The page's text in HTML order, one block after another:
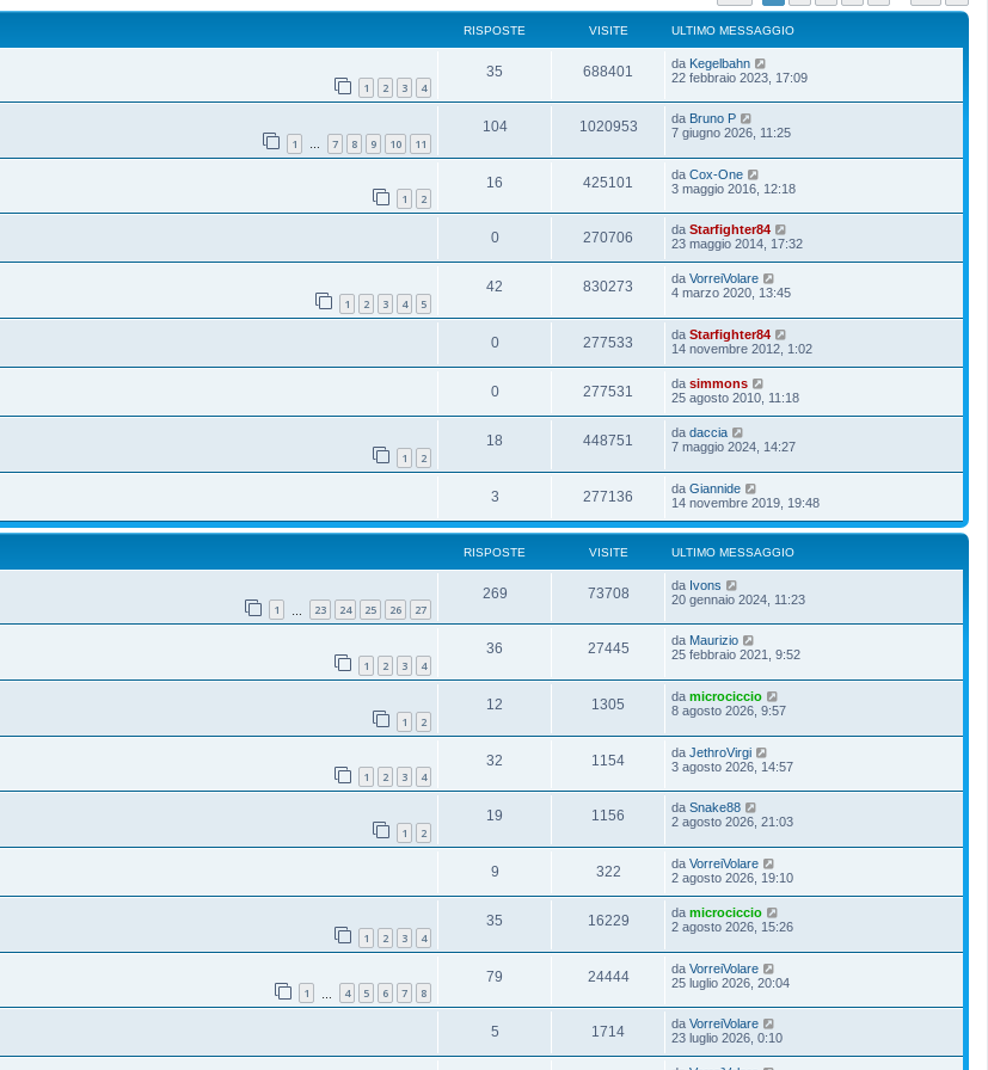
RISPOSTE VISITE ULTIMO MESSAGGIO
1 2 3 4
35 688401 da Kegelbahn
22 febbraio 2023, 17:09
1 … 7 8 9 10 11
104 1020953 da Bruno P
7 giugno 2026, 11:25
1 2
16 425101 da Cox-One
3 maggio 2016, 12:18
0 270706 da Starfighter84
23 maggio 2014, 17:32
1 2 3 4 5
42 830273 da VorreiVolare
4 marzo 2020, 13:45
0 277533 da Starfighter84
14 novembre 2012, 1:02
0 277531 da simmons
25 agosto 2010, 11:18
1 2
18 448751 da daccia
7 maggio 2024, 14:27
3 277136 da Giannide
14 novembre 2019, 19:48
RISPOSTE VISITE ULTIMO MESSAGGIO
1 23 24 25 26 27
269 73708 da Ivons
20 gennaio 2024, 11:23
1 2 3 4
36 27445 da Maurizio
25 febbraio 2021, 9:52
1 2
12 1305 da microciccio
8 agosto 2026, 9:57
1 2 3 4
32 1154 da JethroVirgi
3 agosto 2026, 14:57
1 2
19 1156 da Snake88
2 agosto 2026, 21:03
9 322 da VorreiVolare
2 agosto 2026, 19:10
1 2 3 4
35 16229 da microciccio
2 agosto 2026, 15:26
1 4 5 6 7 8
79 24444 da VorreiVolare
25 luglio 2026, 20:04
5 1714 da VorreiVolare
23 luglio 2026, 0:10